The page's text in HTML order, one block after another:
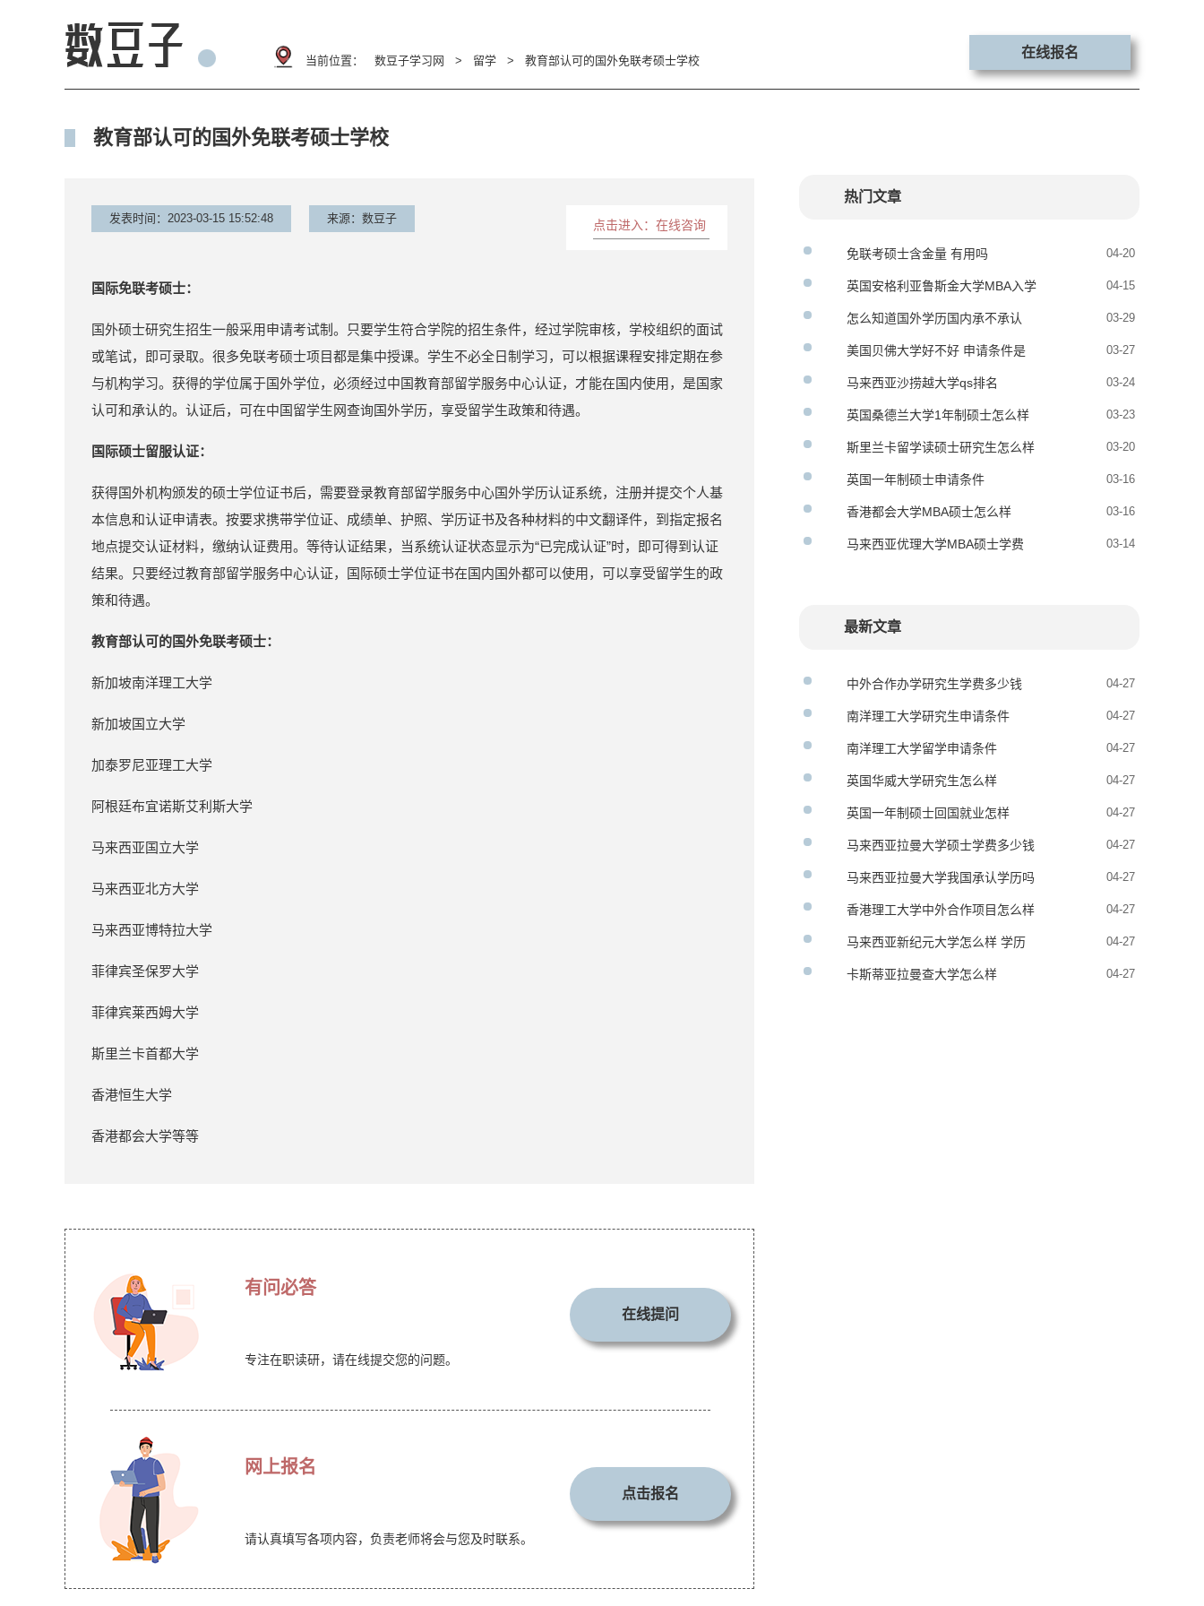
当前位置： 数豆子学习网 > 留学 > 教育部认可的国外免联考硕士学校
在线报名
教育部认可的国外免联考硕士学校
发表时间：2023-03-15 15:52:48 来源：数豆子 点击进入：在线咨询
国际免联考硕士：
国外硕士研究生招生一般采用申请考试制。只要学生符合学院的招生条件，经过学院审核，学校组织的面试
或笔试，即可录取。很多免联考硕士项目都是集中授课。学生不必全日制学习，可以根据课程安排定期在参
与机构学习。获得的学位属于国外学位，必须经过中国教育部留学服务中心认证，才能在国内使用，是国家
认可和承认的。认证后，可在中国留学生网查询国外学历，享受留学生政策和待遇。
国际硕士留服认证：
获得国外机构颁发的硕士学位证书后，需要登录教育部留学服务中心国外学历认证系统，注册并提交个人基
本信息和认证申请表。按要求携带学位证、成绩单、护照、学历证书及各种材料的中文翻译件，到指定报名
地点提交认证材料，缴纳认证费用。等待认证结果，当系统认证状态显示为“已完成认证”时，即可得到认证
结果。只要经过教育部留学服务中心认证，国际硕士学位证书在国内国外都可以使用，可以享受留学生的政
策和待遇。
教育部认可的国外免联考硕士：
新加坡南洋理工大学
新加坡国立大学
加泰罗尼亚理工大学
阿根廷布宜诺斯艾利斯大学
马来西亚国立大学
马来西亚北方大学
马来西亚博特拉大学
菲律宾圣保罗大学
菲律宾莱西姆大学
斯里兰卡首都大学
香港恒生大学
香港都会大学等等
有问必答
专注在职读研，请在线提交您的问题。
在线提问
网上报名
请认真填写各项内容，负责老师将会与您及时联系。
点击报名
热门文章
免联考硕士含金量 有用吗 04-20
英国安格利亚鲁斯金大学MBA入学
条件
04-15
怎么知道国外学历国内承不承认 03-29
美国贝佛大学好不好 申请条件是
什么
03-27
马来西亚沙捞越大学qs排名 03-24
英国桑德兰大学1年制硕士怎么样 03-23
斯里兰卡留学读硕士研究生怎么样 03-20
英国一年制硕士申请条件 03-16
香港都会大学MBA硕士怎么样 03-16
马来西亚优理大学MBA硕士学费 03-14
最新文章
中外合作办学研究生学费多少钱 04-27
南洋理工大学研究生申请条件 04-27
南洋理工大学留学申请条件 04-27
英国华威大学研究生怎么样 04-27
英国一年制硕士回国就业怎样 04-27
马来西亚拉曼大学硕士学费多少钱 04-27
马来西亚拉曼大学我国承认学历吗 04-27
香港理工大学中外合作项目怎么样 04-27
马来西亚新纪元大学怎么样 学历
承认吗
04-27
卡斯蒂亚拉曼查大学怎么样 04-27